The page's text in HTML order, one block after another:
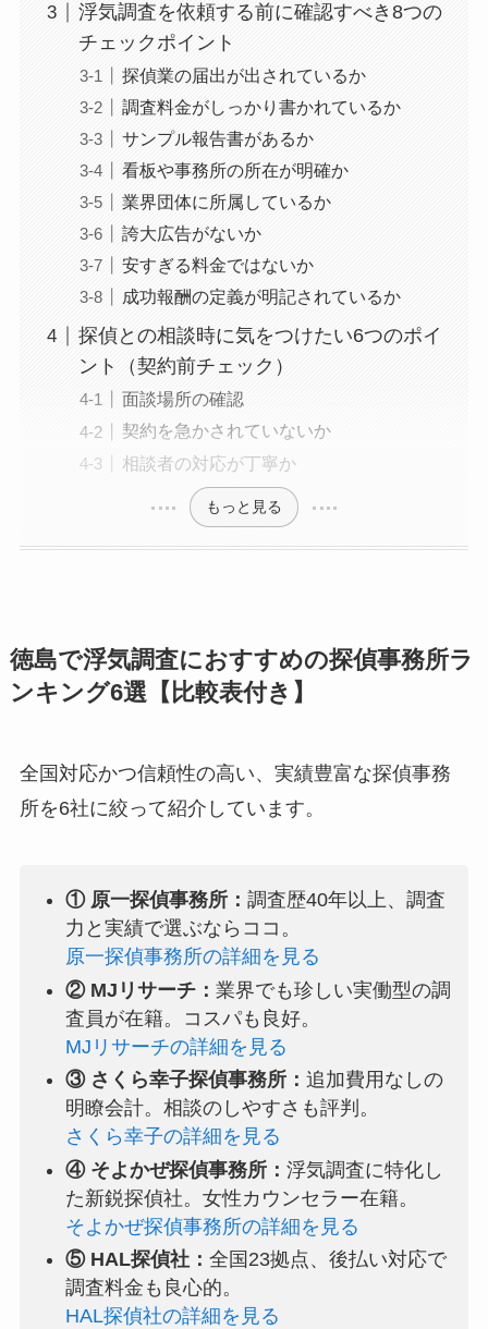
浮気調査を依頼する前に確認すべき8つの
チェックポイント
探偵業の届出が出されているか
調査料金がしっかり書かれているか
サンプル報告書があるか
看板や事務所の所在が明確か
業界団体に所属しているか
誇大広告がないか
安すぎる料金ではないか
成功報酬の定義が明記されているか
探偵との相談時に気をつけたい6つのポイ
ント（契約前チェック）
面談場所の確認
契約を急かされていないか
相談者の対応が丁寧か
もっと見る
徳島で浮気調査におすすめの探偵事務所ラ
ンキング6選【比較表付き】
全国対応かつ信頼性の高い、実績豊富な探偵事務
所を6社に絞って紹介しています。
① 原一探偵事務所： 調査歴40年以上、調査
力と実績で選ぶならココ。
原一探偵事務所の詳細を見る
② MJリサーチ： 業界でも珍しい実働型の調
査員が在籍。コスパも良好。
MJリサーチの詳細を見る
③ さくら幸子探偵事務所： 追加費用なしの
明瞭会計。相談のしやすさも評判。
さくら幸子の詳細を見る
④ そよかぜ探偵事務所： 浮気調査に特化し
た新鋭探偵社。女性カウンセラー在籍。
そよかぜ探偵事務所の詳細を見る
⑤ HAL探偵社： 全国23拠点、後払い対応で
調査料金も良心的。
HAL探偵社の詳細を見る